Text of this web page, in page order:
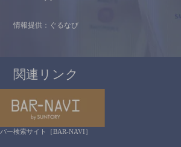
情報提供：ぐるなび
関連リンク
バー検索サイト［BAR-NAVI］